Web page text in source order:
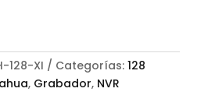
128-XI Categorías: 128
, Grabador, NVR